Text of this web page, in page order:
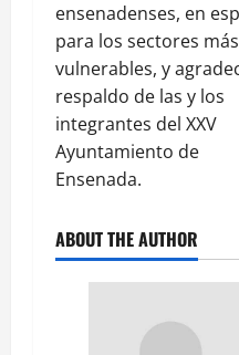
ensenadenses, en
para los sectores más
vulnerables, y
respaldo de las y los
integrantes del XXV
Ayuntamiento de
Ensenada.
ABOUT THE AUTHOR